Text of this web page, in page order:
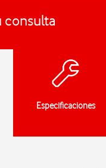
consulta
Especificaciones